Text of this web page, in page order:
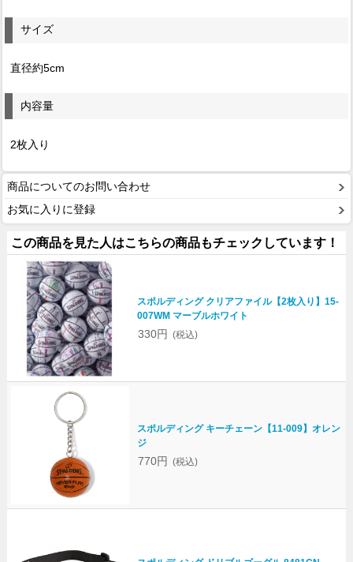
サイズ
直径約5cm
内容量
2枚入り
商品についてのお問い合わせ
お気に入りに登録
この商品を見た人はこちらの商品もチェックしています！
スポルディング クリアファイル【2枚入り】15-
007WM マーブルホワイト
330円 (税込)
スポルディング キーチェーン【11-009】オレン
ジ
770円 (税込)